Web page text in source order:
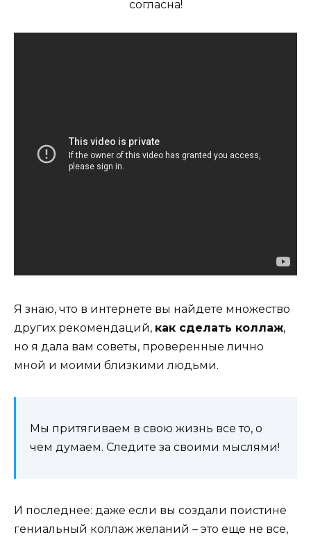
согласна!
Я знаю, что в интернете вы найдете множество
других рекомендаций, как сделать коллаж,
но я дала вам советы, проверенные лично
мной и моими близкими людьми.
Мы притягиваем в свою жизнь все то, о
чем думаем. Следите за своими мыслями!
И последнее: даже если вы создали поистине
гениальный коллаж желаний – это еще не все,